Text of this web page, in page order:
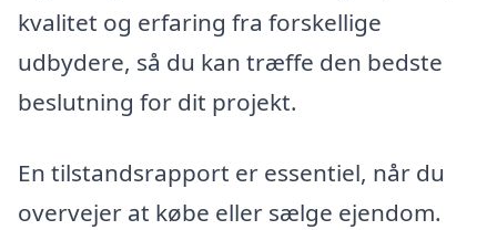
kvalitet og erfaring fra forskellige
udbydere, så du kan træffe den bedste
beslutning for dit projekt.
En tilstandsrapport er essentiel, når du
overvejer at købe eller sælge ejendom.